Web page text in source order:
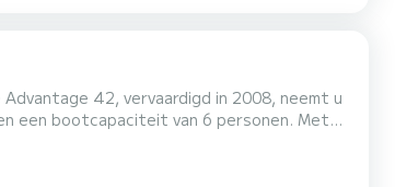
42, vervaardigd in 2008, neemt u
op het water in de omgeving van